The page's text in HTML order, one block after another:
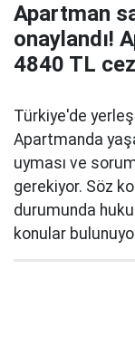
Apartman
onaylandı!
4840 TL
Türkiye'de
Apartmanda
uyması ve
gerekiyor. Söz
durumunda
konular